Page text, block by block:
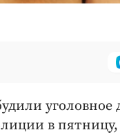
в пятницу,